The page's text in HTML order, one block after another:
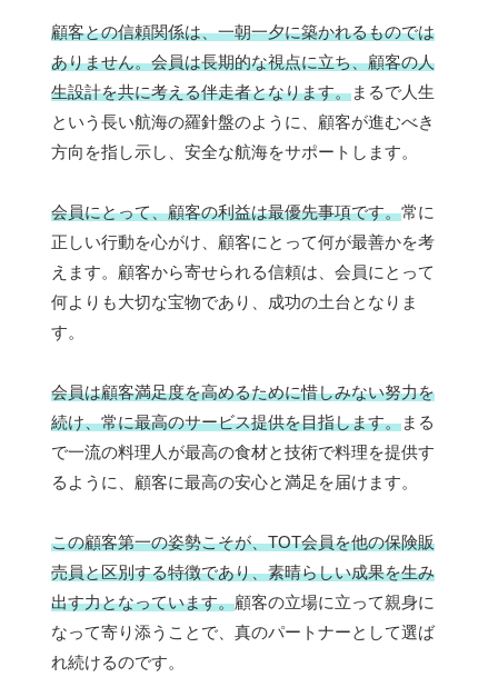
顧客との信頼関係は、一朝一夕に築かれるものでは
ありません。会員は長期的な視点に立ち、顧客の人
生設計を共に考える伴走者となります。まるで人生
という長い航海の羅針盤のように、顧客が進むべき
方向を指し示し、安全な航海をサポートします。
会員にとって、顧客の利益は最優先事項です。常に
正しい行動を心がけ、顧客にとって何が最善かを考
えます。顧客から寄せられる信頼は、会員にとって
何よりも大切な宝物であり、成功の土台となりま
す。
会員は顧客満足度を高めるために惜しみない努力を
続け、常に最高のサービス提供を目指します。まる
で一流の料理人が最高の食材と技術で料理を提供す
るように、顧客に最高の安心と満足を届けます。
この顧客第一の姿勢こそが、TOT会員を他の保険販
売員と区別する特徴であり、素晴らしい成果を生み
出す力となっています。顧客の立場に立って親身に
なって寄り添うことで、真のパートナーとして選ば
れ続けるのです。